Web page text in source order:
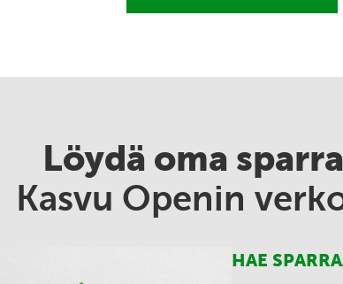
Löydä oma
Kasvu Openin
HAE